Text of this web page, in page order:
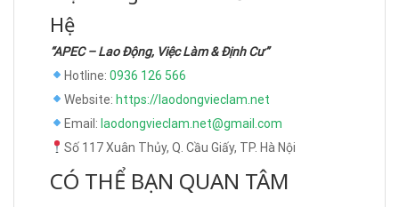
Hệ
“APEC – Lao Động, Việc Làm & Định Cư”
Hotline: 0936 126 566
Website: https://laodongvieclam.net
Email: laodongvieclam.net@gmail.com
Số 117 Xuân Thủy, Q. Cầu Giấy, TP. Hà Nội
CÓ THỂ BẠN QUAN TÂM